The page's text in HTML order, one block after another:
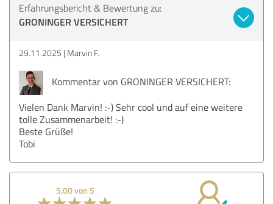
Erfahrungsbericht & Bewertung zu:
GRONINGER VERSICHERT
29.11.2025 Marvin F.
Kommentar von GRONINGER VERSICHERT:
Vielen Dank Marvin! :-) Sehr cool und auf eine weitere
tolle Zusammenarbeit! :-)
Beste Grüße!
Tobi
5,00 von 5